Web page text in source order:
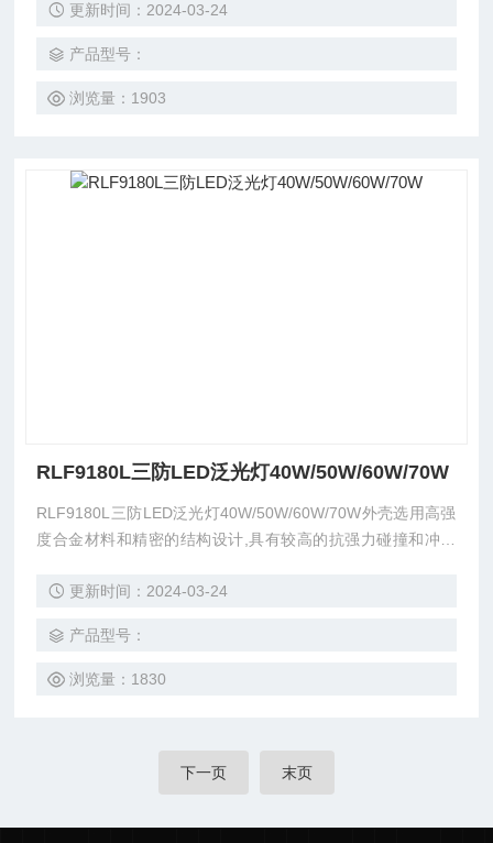
电压输入，恒流输出，具有短路、过压保护功能；可瞬间启
散热结构，有效的确保各元器件稳定工作，提高灯具的稳定
性。
更新时间：2024-03-24
产品型号：
浏览量：1903
RLF9180L三防LED泛光灯40W/50W/60W/70W
RLF9180L三防LED泛光灯40W/50W/60W/70W外壳选用高强
度合金材料和精密的结构设计,具有较高的抗强力碰撞和冲击
海浪侵袭,并具有优良的耐腐蚀性能。
更新时间：2024-03-24
产品型号：
浏览量：1830
下一页 末页